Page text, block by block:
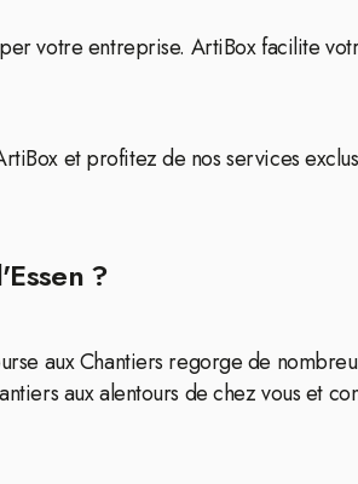
votre entreprise. ArtiBox facilite
et profitez de nos services
?
aux Chantiers regorge de
aux alentours de chez vous et